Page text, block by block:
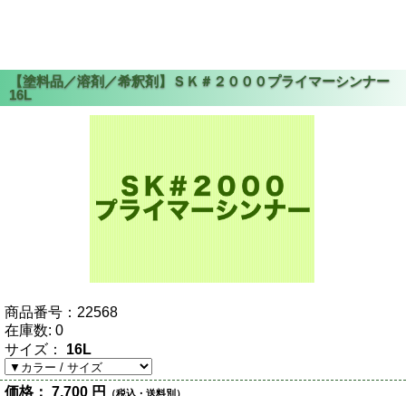
商品番号： 22568
在庫数: 0
サイズ： 16L
価格： 7,700 円 （税込・送料別）